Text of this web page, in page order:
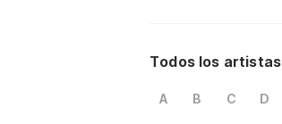
Todos los artistas
A B C D